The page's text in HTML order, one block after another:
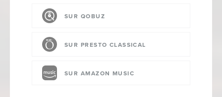
SUR QOBUZ
SUR PRESTO CLASSICAL
SUR AMAZON MUSIC